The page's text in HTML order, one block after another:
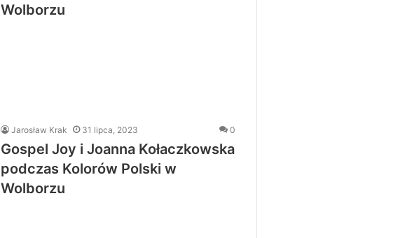
Wolborzu
Jarosław Krak 31 lipca, 2023 0
Gospel Joy i Joanna Kołaczkowska
podczas Kolorów Polski w
Wolborzu